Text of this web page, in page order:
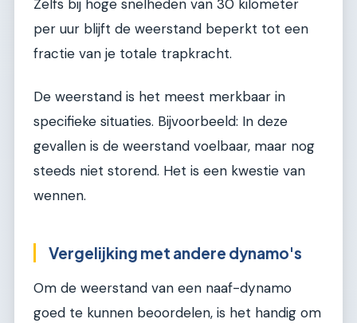
Zelfs bij hoge snelheden van 30 kilometer
per uur blijft de weerstand beperkt tot een
fractie van je totale trapkracht.
De weerstand is het meest merkbaar in
specifieke situaties. Bijvoorbeeld: In deze
gevallen is de weerstand voelbaar, maar nog
steeds niet storend. Het is een kwestie van
wennen.
Vergelijking met andere dynamo's
Om de weerstand van een naaf-dynamo
goed te kunnen beoordelen, is het handig om